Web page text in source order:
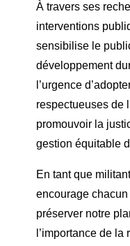
À travers ses
interventions
sensibilise le
développement
l’urgence
respectueuses de
promouvoir la
gestion équitable
En tant que
encourage
préserver notre
l’importance de